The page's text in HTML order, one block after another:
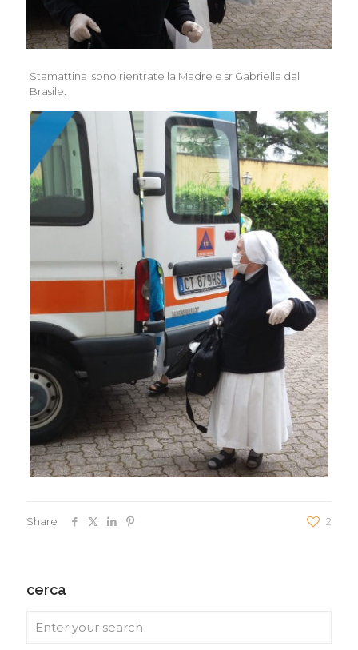
Stamattina sono rientrate la Madre e sr Gabriella dal
Brasile.
Share 2
cerca